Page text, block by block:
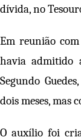
dívida, no
Em reunião
havia admitido
Segundo
dois meses, mas
O auxílio foi